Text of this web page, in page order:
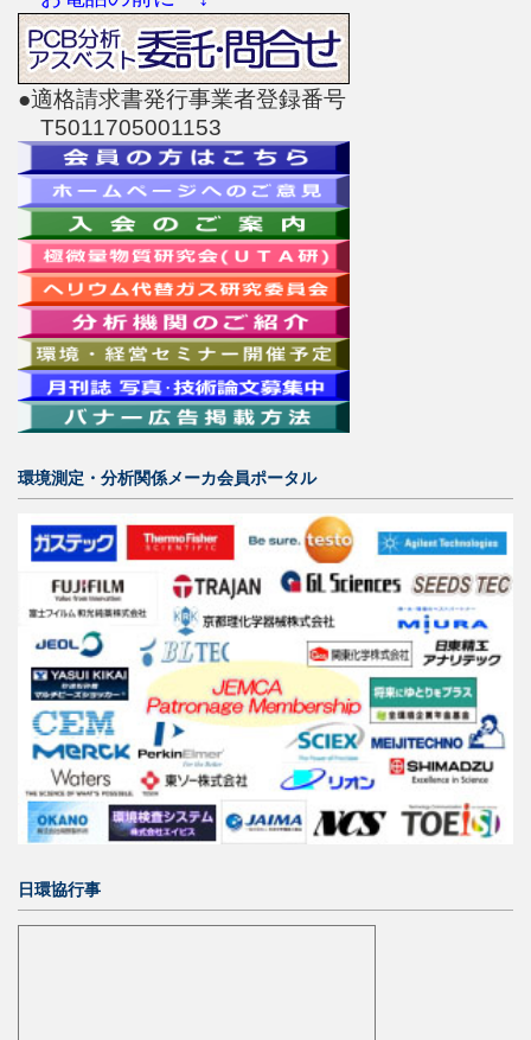
●適格請求書発行事業者登録番号
T5011705001153
環境測定・分析関係メーカ会員ポータル
日環協行事